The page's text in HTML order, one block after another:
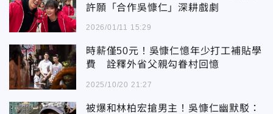
許願「合作吳慷仁」深耕戲劇
2026/01/11 15:29
時薪僅50元！吳慷仁憶年少打工補貼學
費 詮釋外省父親勾眷村回憶
2025/10/20 21:27
被爆和林柏宏搶男主！吳慷仁幽默駁：